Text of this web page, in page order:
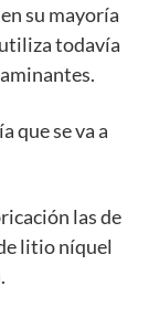
su mayoría
todavía
que se va a
las de
litio níquel